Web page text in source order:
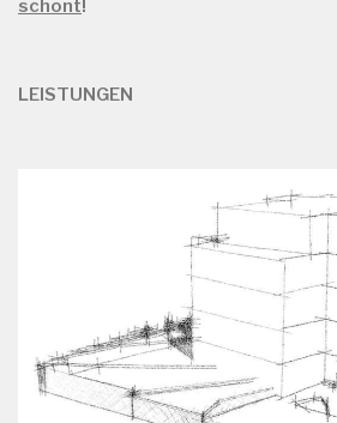
schont!
LEISTUNGEN